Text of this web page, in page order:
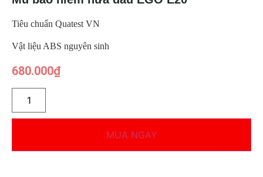
Tiêu chuẩn Quatest VN
Vật liệu ABS nguyên sinh
680.000₫
MUA NGAY